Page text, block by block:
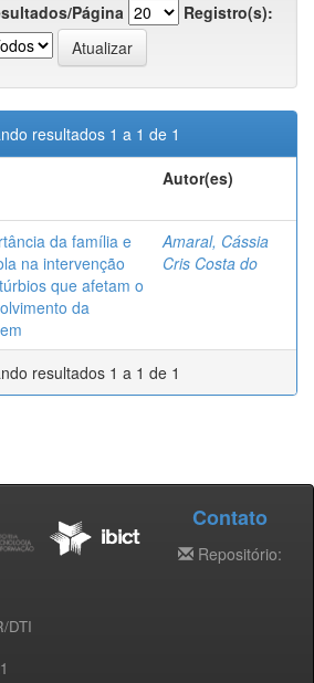
Página
Registro(s):
resultados 1 a 1 de 1
Autor(es)
da família e
na intervenção
que afetam o
da
Amaral, Cássia
Cris Costa do
resultados 1 a 1 de 1
DTI
Contato
Repositório: